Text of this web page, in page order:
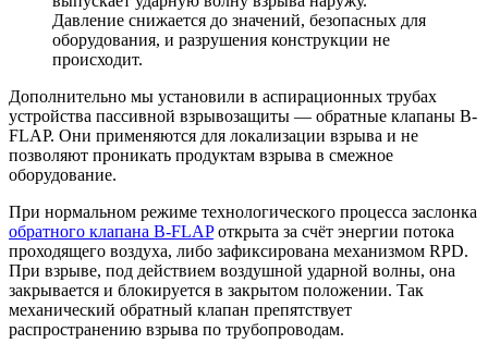
Давление снижается до значений, безопасных для
оборудования, и разрушения конструкции не
происходит.
Дополнительно мы установили в аспирационных трубах
устройства пассивной взрывозащиты — обратные клапаны B-
FLAP. Они применяются для локализации взрыва и не
позволяют проникать продуктам взрыва в смежное
оборудование.
При нормальном режиме технологического процесса заслонка
обратного клапана B-FLAPоткрыта за счёт энергии потока
проходящего воздуха, либо зафиксирована механизмом RPD.
При взрыве, под действием воздушной ударной волны, она
закрывается и блокируется в закрытом положении. Так
механический обратный клапан препятствует
распространению взрыва по трубопроводам.